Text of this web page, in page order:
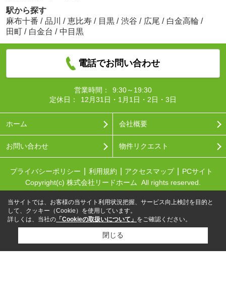
駅から探す
麻布十番 / 品川 / 恵比寿 / 目黒 / 渋谷 / 広尾 / 白金高輪 /
田町 / 白金台 / 中目黒
電話でお問い合わせ
営業時間：
9:30～19:30
定休日：
12月31日・1月1日・2日・3日
ホーム 会社概要
お問い合わせ 物件リクエスト
プライバシーポリシー 利用規約 アクセスマップ
PCサイト
Copyright(c) 株式会社リードホーム All rights reserved.
当サイトでは、お客様の当サイト利用状況把握、サービス向上検討を目的と
して、クッキー（Cookie）を使用しています。
詳しくは、当社の 「Cookieの取扱いについて」 をご確認ください。
閉じる